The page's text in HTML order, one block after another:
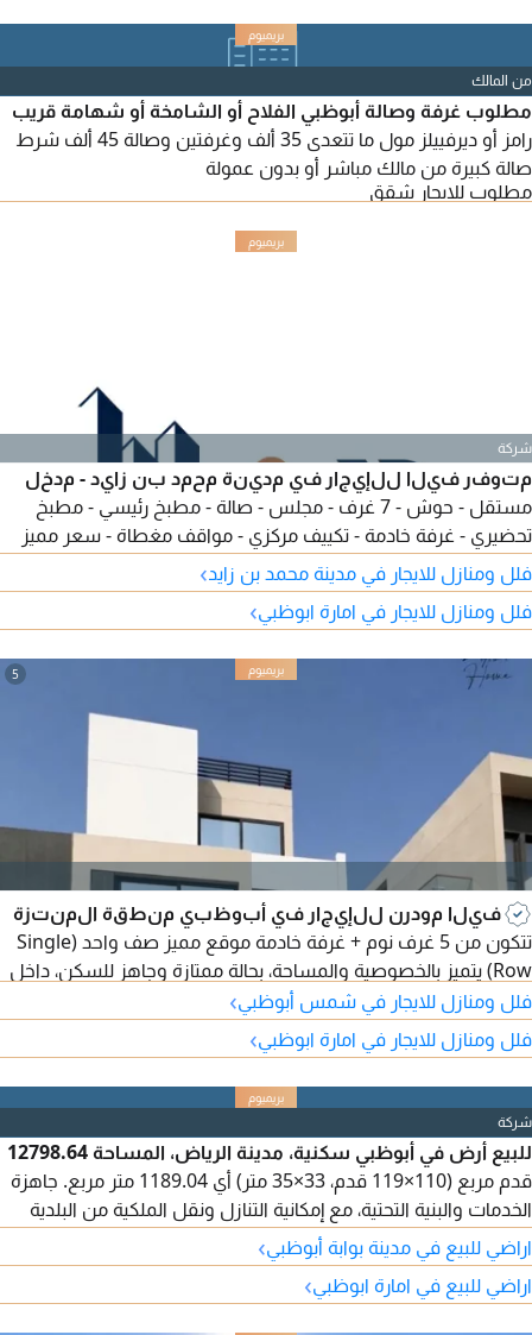
من المالك
مطلوب غرفة وصالة أبوظبي الفلاح أو الشامخة أو شهامة قريب
رامز أو ديرفييلز مول ما تتعدى 35 ألف وغرفتين وصالة 45 ألف شرط
صالة كبيرة من مالك مباشر أو بدون عمولة
مطلوب للايجار شقق
شركة
متوفر فيلا للإيجار في مدينة محمد بن زايد - مدخل
مستقل - حوش - 7 غرف - مجلس - صالة - مطبخ رئيسي - مطبخ
تحضيري - غرفة خادمة - تكييف مركزي - مواقف مغطاة - سعر مميز
170000 درهم - موقع مميز - بالقرب من كافة الخدمات - يمتنع
الوسطاء - لمزيد من التفاصيل تواصل معنا. Ref MASAR - 1604
فلل ومنازل للايجار في مدينة محمد بن زايد›
فلل ومنازل للايجار في امارة ابوظبي›
5
فيلا مودرن للإيجار في أبوظبي منطقة المنتزة
تتكون من 5 غرف نوم + غرفة خادمة موقع مميز صف واحد (Single
Row) يتميز بالخصوصية والمساحة، بحالة ممتازة وجاهز للسكن، داخل
ماستر) غرفة خادمة صالة معيشة واسعة + حمام للضيوف تراس
حديقة خاصة مع تنسيق زراعي (لاند سكيب) اطلالة مباشرة على
حديقة المجمع نظام تبريد مائي نظام السلامة Hasantuk نظام
انتركوم تجهيز
فلل ومنازل للايجار في شمس أبوظبي›
فلل ومنازل للايجار في امارة ابوظبي›
شركة
للبيع أرض في أبوظبي سكنية، مدينة الرياض، المساحة 12798.64
قدم مربع (110×119 قدم، 33×35 متر) أي 1189.04 متر مربع. جاهزة
الخدمات والبنية التحتية، مع إمكانية التنازل ونقل الملكية من البلدية
مباشرة. حوض 135، الأرض مساحتها كبيرة، وهي ثاني قطعة من
الزاوية. المطلوب 2 مليون و550 ألف درهم، قابلة للتفاوض. التنازل
فقط للإماراتيين.
اراضي للبيع في مدينة بوابة أبوظبي›
اراضي للبيع في امارة ابوظبي›